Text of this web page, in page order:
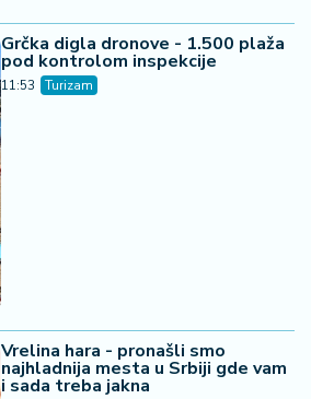
Grčka digla dronove - 1.500 plaža
pod kontrolom inspekcije
11:53 Turizam
Vrelina hara - pronašli smo
najhladnija mesta u Srbiji gde vam
i sada treba jakna